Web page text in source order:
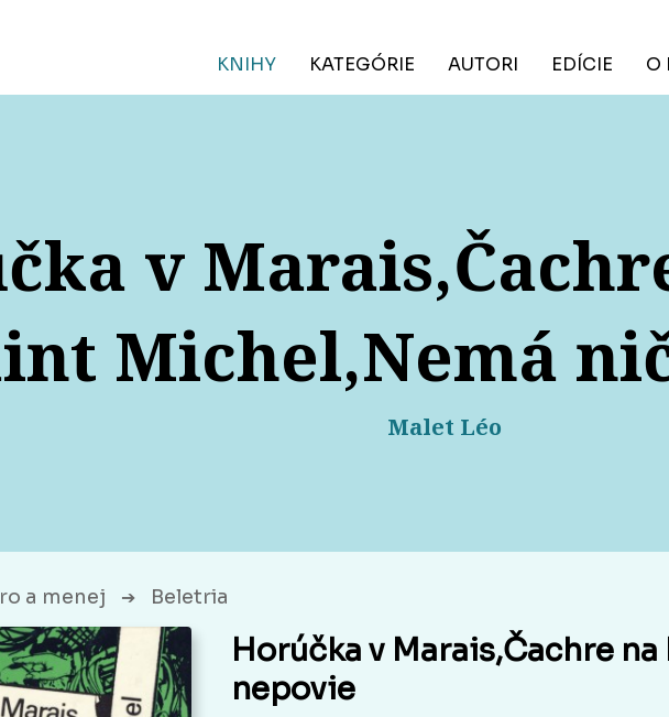
KNIHY KATEGÓRIE AUTORI EDÍCIE O
v
Michel,Nemá
Malet Léo
a menej ➔ Beletria
Horúčka v Marais,Čachre
nepovie